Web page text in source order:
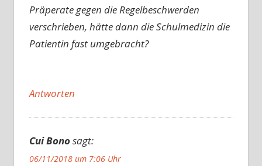
Präperate gegen die Regelbeschwerden
verschrieben, hätte dann die Schulmedizin die
Patientin fast umgebracht?
Antworten
Cui Bonosagt:
06/11/2018 um 7:06 Uhr